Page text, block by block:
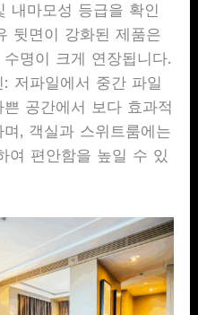
내마모성 등급을 확인
뒷면이 강화된 제품은
명이 크게 연장됩니다.
저파일에서 중간 파일
공간에서 보다 효과적
, 객실과 스위트룸에는
여 편안함을 높일 수 있